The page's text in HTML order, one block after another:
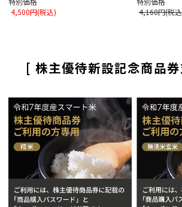
4,500円(税込)
4,160円(税
[ 株主優待新設記念商品